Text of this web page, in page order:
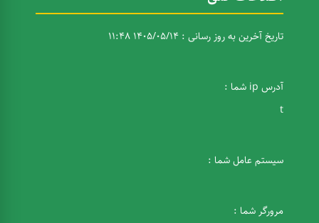
تاریخ آخرین به روز رسانی : 1405/05/14 11:48
آدرس ip شما :
t
سیستم عامل شما :
مرورگر شما :